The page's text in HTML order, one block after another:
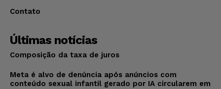
Contato
Últimas notícias
Composição da taxa de juros
Meta é alvo de denúncia após anúncios com
conteúdo sexual infantil gerado por IA circularem em